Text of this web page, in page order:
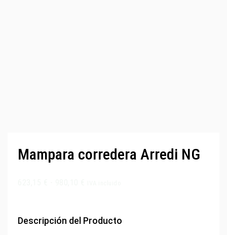
Mampara corredera Arredi NG
Descripción del Producto